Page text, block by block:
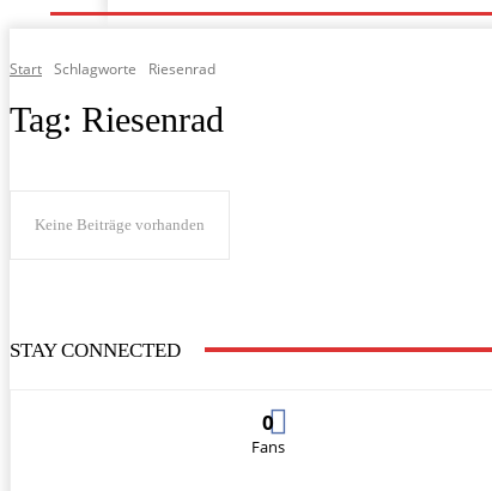
Start Schlagworte Riesenrad
Tag: Riesenrad
Keine Beiträge vorhanden
STAY CONNECTED
0
Fans